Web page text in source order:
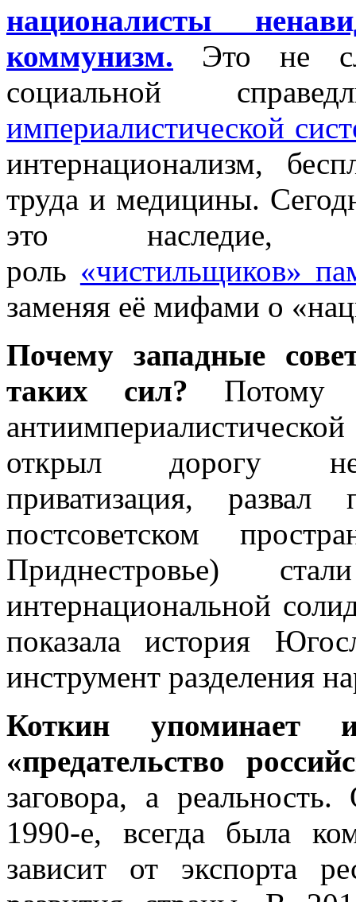
националисты
коммунизм. Это не
социальной
империалистической
интернационализм,
труда и медицины.
это наследие,
роль «чистильщиков»
заменяя её мифами о
Почему западные
таких сил? Потому
открыл дорогу
приватизация,
постсоветском
Приднестровье)
интернациональной
показала история
инструмент разделения
Коткин упоминает
«предательство
заговора, а
1990-е, всегда была
зависит от экспорта